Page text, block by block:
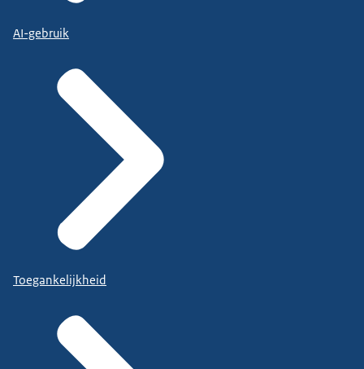
AI-gebruik
Toegankelijkheid